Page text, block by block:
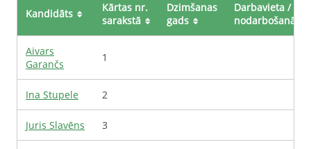
Kandidāts
Kārtas nr.
sarakstā
Dzimšanas
gads
Darbavieta /
nodarbošanās
Aivars
Garančs
1
Ina Stupele 2
Juris Slavēns 3